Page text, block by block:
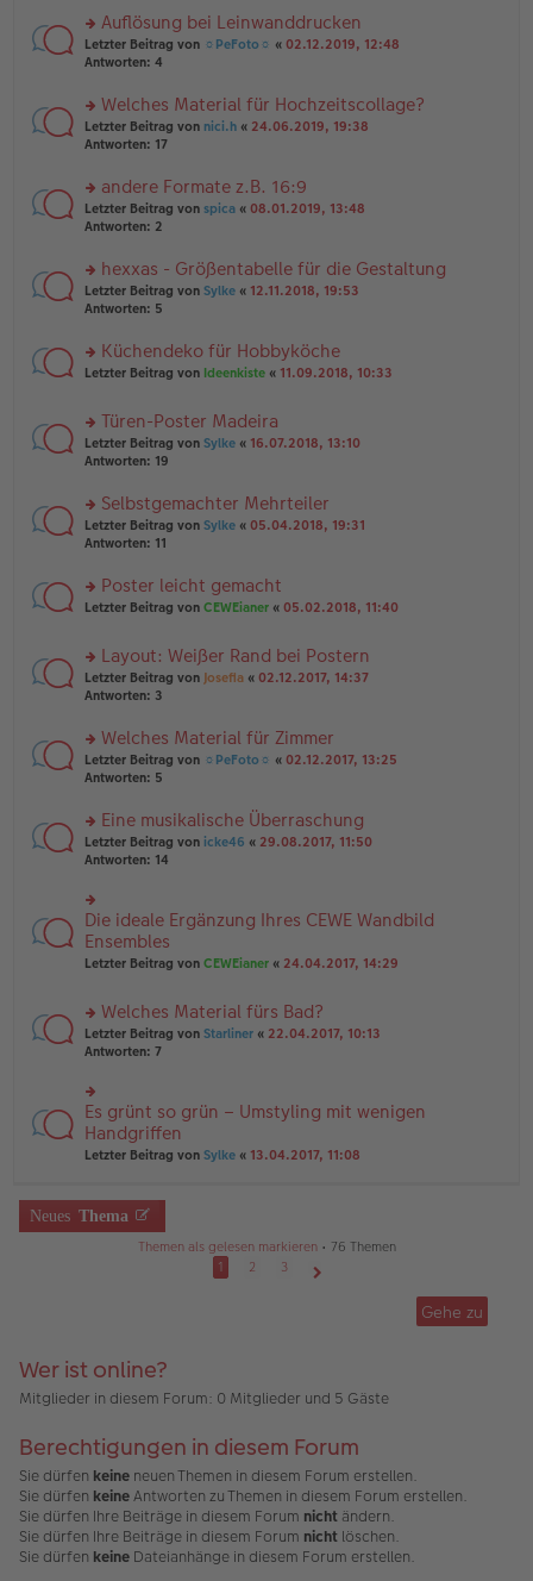
ger
B
ei
tr
g
el
es
e
B
ei
tr
g
rs
te
n
g
el
e
n
er
tr
a
g
Auflösung bei Leinwanddrucken
Letzter Beitrag von ☼PeFoto☼ « 02.12.2019, 12:48
Antworten: 4
rs
te
n
g
el
e
n
er
tr
a
Welches Material für Hochzeitscollage?
Letzter Beitrag von nici.h « 24.06.2019, 19:38
Antworten: 17
rs
te
n
g
el
e
n
ei
tr
a
andere Formate z.B. 16:9
Letzter Beitrag von spica « 08.01.2019, 13:48
Antworten: 2
rs
te
n
g
es
e
n
er
ei
tr
a
hexxas - Größentabelle für die Gestaltung
Letzter Beitrag von Sylke « 12.11.2018, 19:53
Antworten: 5
rs
u
n
g
es
e
n
er
ei
tr
Küchendeko für Hobbyköche
Letzter Beitrag von Ideenkiste « 11.09.2018, 10:33
rs
te
n
g
el
e
n
ei
tr
a
Türen-Poster Madeira
Letzter Beitrag von Sylke « 16.07.2018, 13:10
Antworten: 19
rs
te
n
g
es
e
n
er
ei
tr
a
Selbstgemachter Mehrteiler
Letzter Beitrag von Sylke « 05.04.2018, 19:31
Antworten: 11
rs
u
n
g
es
e
n
er
ei
tr
a
Poster leicht gemacht
Letzter Beitrag von CEWEianer « 05.02.2018, 11:40
rs
te
n
g
el
e
n
er
tr
a
g
Layout: Weißer Rand bei Postern
Letzter Beitrag von Josefia « 02.12.2017, 14:37
Antworten: 3
rs
te
n
g
el
e
n
er
B
ei
a
g
Welches Material für Zimmer
Letzter Beitrag von ☼PeFoto☼ « 02.12.2017, 13:25
Antworten: 5
rs
te
u
n
g
el
es
er
B
ei
a
g
Eine musikalische Überraschung
Letzter Beitrag von icke46 « 29.08.2017, 11:50
Antworten: 14
rs
te
r
u
g
el
es
e
er
B
ei
tr
Die ideale Ergänzung Ihres CEWE Wandbild
Ensembles
Letzter Beitrag von CEWEianer « 24.04.2017, 14:29
rs
te
u
n
g
el
es
er
B
Welches Material fürs Bad?
Letzter Beitrag von Starliner « 22.04.2017, 10:13
Antworten: 7
rs
te
r
u
g
el
es
g
Es grünt so grün – Umstyling mit wenigen
Handgriffen
Letzter Beitrag von Sylke « 13.04.2017, 11:08
Neues Thema
Themen als gelesen markieren• 76 Themen
1
2
3
Gehe zu
Wer ist online?
Mitglieder in diesem Forum: 0 Mitglieder und 5 Gäste
Berechtigungen in diesem Forum
Sie dürfen keine neuen Themen in diesem Forum erstellen.
Sie dürfen keineAntworten zu Themen in diesem Forum erstellen.
Sie dürfen Ihre Beiträge in diesem Forum nicht ändern.
Sie dürfen Ihre Beiträge in diesem Forum nicht löschen.
Sie dürfen keine Dateianhänge in diesem Forum erstellen.